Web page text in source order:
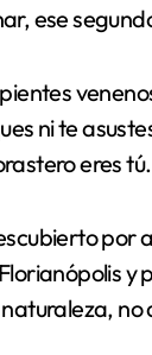
ese
ni te
eres tú.
por
y
no